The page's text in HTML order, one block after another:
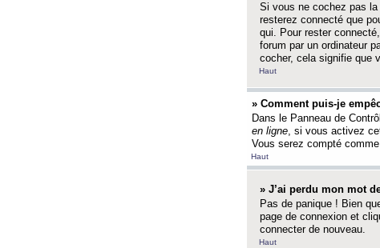
Si vous ne cochez pas la
resterez connecté que
qui. Pour rester
forum par un ordinateur
cocher, cela signifie que
Haut
» Comment puis-je
Dans le Panneau de
en ligne, si vous activez
Vous serez compté
Haut
» J’ai perdu mon mot
Pas de panique ! Bien
page de connexion et
connecter de nouveau.
Haut